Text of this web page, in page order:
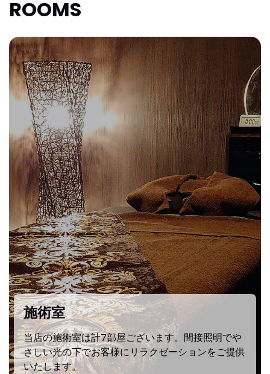
ROOMS
施術室
当店の施術室は計7部屋ございます。間接照明でや
さしい光の下でお客様にリラクゼーションをご提供
いたします。